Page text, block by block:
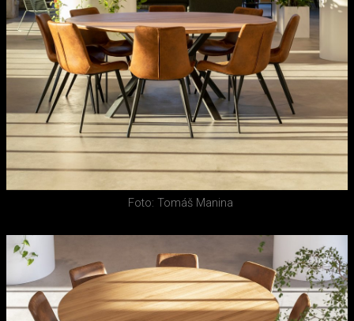
Foto: Tomáš Manina